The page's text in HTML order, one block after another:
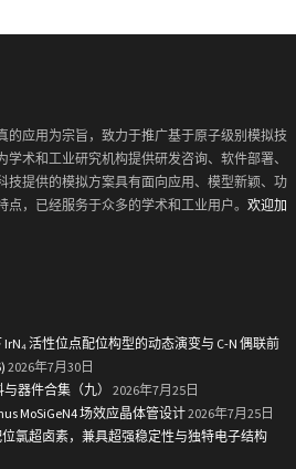
的应用为宗旨，致力于推广基于原子级别模拟技
术和工业研究机构提供研发咨询、软件部署、
技提供的模拟方案具有面向应用、模型新颖、功
，已经服务于众多的学术和工业用户。 欢迎加
活性位点配位构型的动态演变与 C-N 偶联前
2026年7月30日
器件合集（九）
2026年7月25日
MoSiGeN4 场效应晶体管设计2026年7月25日
氯超卤素，兼具超强稳定性与独特电子结构